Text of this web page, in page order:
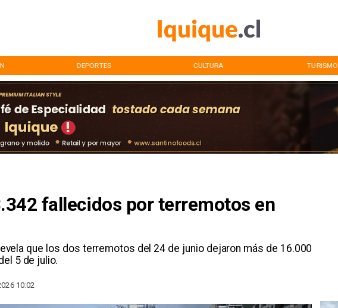
DEPORTES CULTURA TURISMO
fallecidos por terremotos en
que los dos terremotos del 24 de junio dejaron más de 16.000
5 de julio.
10:02